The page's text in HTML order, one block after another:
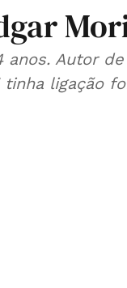
anos. Autor
ligação